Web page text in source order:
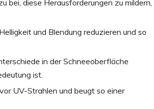
bei, diese Herausforderungen zu mildern,
und Blendung reduzieren und so
in der Schneeoberfläche
ist.
UV-Strahlen und beugt so einer